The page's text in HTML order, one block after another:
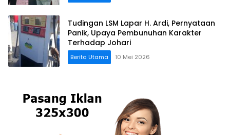
Tudingan LSM Lapar H. Ardi, Pernyataan
Panik, Upaya Pembunuhan Karakter
Terhadap Johari
Berita Utama 10 Mei 2026